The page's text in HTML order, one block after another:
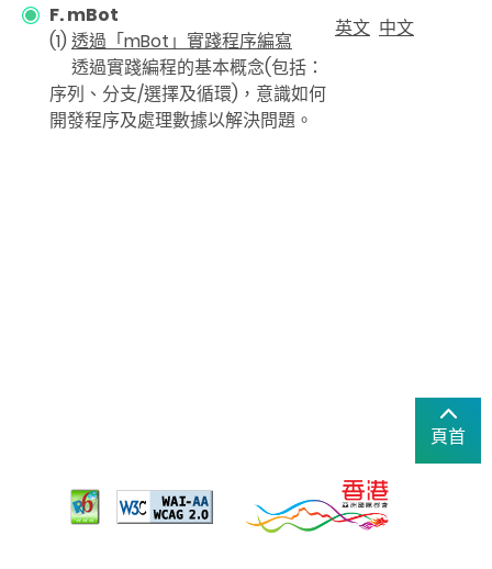
F. mBot
(1) 透過「mBot」實踐程序編寫
透過實踐編程的基本概念(包括：
序列、分支/選擇及循環)，意識如何
開發程序及處理數據以解決問題。
英文 中文
頁首